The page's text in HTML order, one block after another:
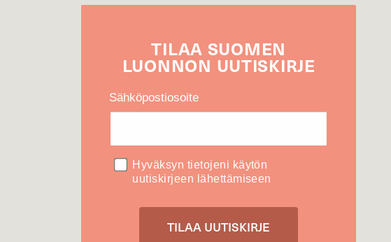
TILAA SUOMEN
LUONNON UUTIS­KIRJE
Sähköpostiosoite
Hyväksyn tietojeni käytön
uutiskirjeen lähettämiseen